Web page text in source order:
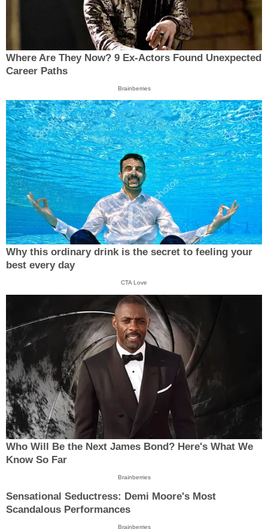
Where Are They Now? 9 Ex-Actors Found Unexpected
Career Paths
Brainberries
Why this ordinary drink is the secret to feeling your
best every day
CTA Love
Who Will Be the Next James Bond? Here's What We
Know So Far
Brainberries
Sensational Seductress: Demi Moore's Most
Scandalous Performances
Brainberries